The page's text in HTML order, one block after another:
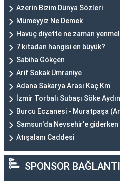
Azerin Bizim Dünya Sözleri
Mümeyyiz Ne Demek
Havuç diyette ne zaman
7 kıtadan hangisi en büyük?
Sabiha Gökçen
Arif Sokak Ümraniye
Adana Sakarya Arası Kaç Km
İzmir Torbalı Subaşı Söke
Burcu Eczanesi - Muratpaşa
Samsun'da Nevsehir'e
Atışalanı Caddesi
SPONSOR